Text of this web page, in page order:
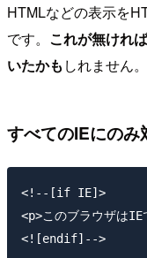
HTMLなどの表示を
です。 これが無けれ
いたかも しれません。
すべてのIEにのみ
<!--[if IE]>
<p>このブラウザは